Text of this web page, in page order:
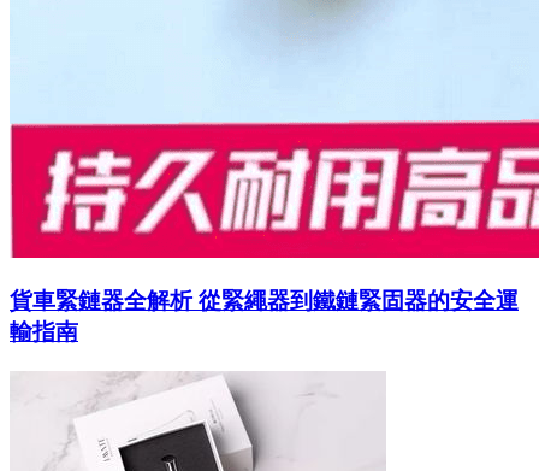
貨車緊鏈器全解析 從緊繩器到鐵鏈緊固器的安全運
輸指南